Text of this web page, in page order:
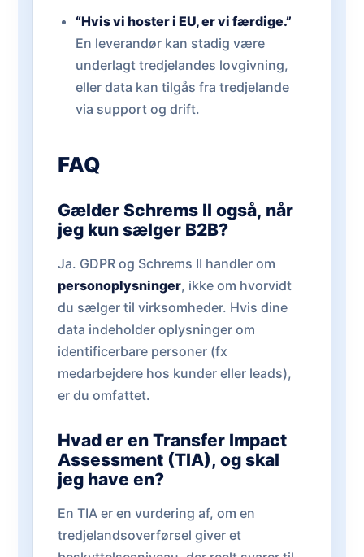
“Hvis vi hoster i EU, er vi færdige.”
En leverandør kan stadig være
underlagt tredjelandes lovgivning,
eller data kan tilgås fra tredjelande
via support og drift.
FAQ
Gælder Schrems II også, når
jeg kun sælger B2B?
Ja. GDPR og Schrems II handler om
personoplysninger, ikke om hvorvidt
du sælger til virksomheder. Hvis dine
data indeholder oplysninger om
identificerbare personer (fx
medarbejdere hos kunder eller leads),
er du omfattet.
Hvad er en Transfer Impact
Assessment (TIA), og skal
jeg have en?
En TIA er en vurdering af, om en
tredjelandsoverførsel giver et